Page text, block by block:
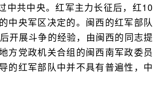
中共中央。红军主力长征后，红10
中央军区决定的。闽西的红军部队
开展斗争的经验，由闽西的同志提
方党政机关合组的闽西南军政委员
的红军部队中并不具有普遍性，中